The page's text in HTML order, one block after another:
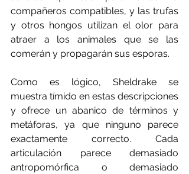
compañeros compatibles, y las trufas
y otros hongos utilizan el olor para
atraer a los animales que se las
comerán y propagarán sus esporas.
Como es lógico, Sheldrake se
muestra tímido en estas descripciones
y ofrece un abanico de términos y
metáforas, ya que ninguno parece
exactamente correcto. Cada
articulación parece demasiado
antropomórfica o demasiado